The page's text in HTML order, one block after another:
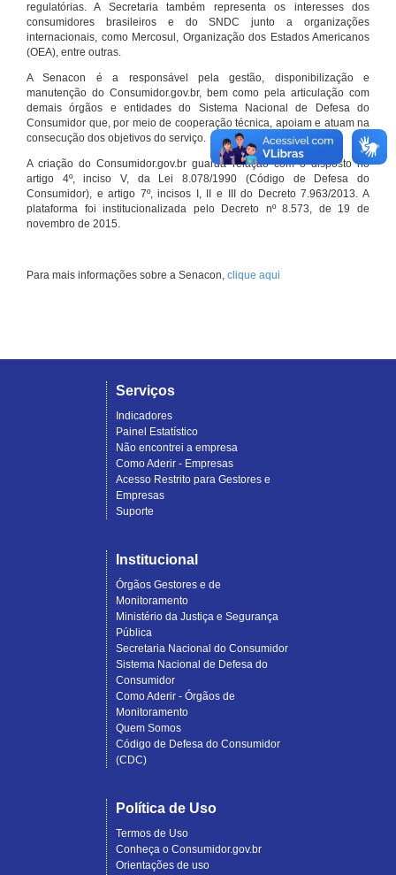
regulatórias. A Secretaria também representa os interesses dos
consumidores brasileiros e do SNDC junto a organizações
internacionais, como Mercosul, Organização dos Estados Americanos
(OEA), entre outras.
A Senacon é a responsável pela gestão, disponibilização e
manutenção do Consumidor.gov.br, bem como pela articulação com
demais órgãos e entidades do Sistema Nacional de Defesa do
Consumidor que, por meio de cooperação técnica, apoiam e atuam na
consecução dos objetivos do serviço.
A criação do Consumidor.gov.br guarda relação com o disposto no
artigo 4º, inciso V, da Lei 8.078/1990 (Código de Defesa do
Consumidor), e artigo 7º, incisos I, II e III do Decreto 7.963/2013. A
plataforma foi institucionalizada pelo Decreto nº 8.573, de 19 de
novembro de 2015.
Para mais informações sobre a Senacon, clique aqui
Serviços
Indicadores
Painel Estatístico
Não encontrei a empresa
Como Aderir - Empresas
Acesso Restrito para Gestores e
Empresas
Suporte
Institucional
Órgãos Gestores e de
Monitoramento
Ministério da Justiça e Segurança
Pública
Secretaria Nacional do Consumidor
Sistema Nacional de Defesa do
Consumidor
Como Aderir - Órgãos de
Monitoramento
Quem Somos
Código de Defesa do Consumidor
(CDC)
Política de Uso
Termos de Uso
Conheça o Consumidor.gov.br
Orientações de uso